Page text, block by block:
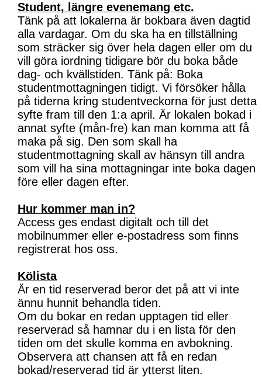
Student, längre evenemang etc.
Tänk på att lokalerna är bokbara även dagtid
alla vardagar. Om du ska ha en tillställning
som sträcker sig över hela dagen eller om du
vill göra iordning tidigare bör du boka både
dag- och kvällstiden. Tänk på: Boka
studentmottagningen tidigt. Vi försöker hålla
på tiderna kring studentveckorna för just detta
syfte fram till den 1:a april. Är lokalen bokad i
annat syfte (mån-fre) kan man komma att få
maka på sig. Den som skall ha
studentmottagning skall av hänsyn till andra
som vill ha sina mottagningar inte boka dagen
före eller dagen efter.
Hur kommer man in?
Access ges endast digitalt och till det
mobilnummer eller e-postadress som finns
registrerat hos oss.
Kölista
Är en tid reserverad beror det på att vi inte
ännu hunnit behandla tiden.
Om du bokar en redan upptagen tid eller
reserverad så hamnar du i en lista för den
tiden om det skulle komma en avbokning.
Observera att chansen att få en redan
bokad/reserverad tid är ytterst liten.